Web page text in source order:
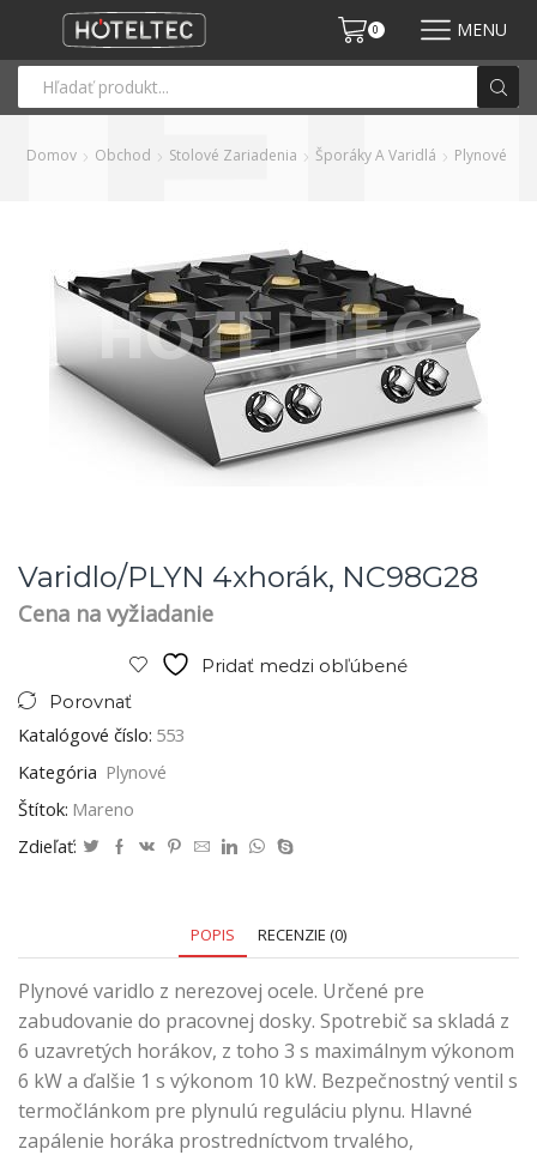
0 MENU
Domov Obchod Stolové Zariadenia Šporáky A Varidlá Plynové
Varidlo/PLYN 4xhorák, NC98G28
Cena na vyžiadanie
Pridať medzi obľúbené
Porovnať
Katalógové číslo: 553
Kategória Plynové
Štítok: Mareno
Zdieľať:
POPIS RECENZIE (0)
Plynové varidlo z nerezovej ocele. Určené pre
zabudovanie do pracovnej dosky. Spotrebič sa skladá z
6 uzavretých horákov, z toho 3 s maximálnym výkonom
6 kW a ďalšie 1 s výkonom 10 kW. Bezpečnostný ventil s
termočlánkom pre plynulú reguláciu plynu. Hlavné
zapálenie horáka prostredníctvom trvalého,